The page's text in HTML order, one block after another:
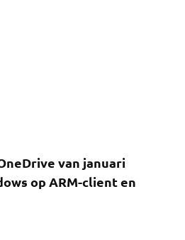
van januari
op ARM-client en